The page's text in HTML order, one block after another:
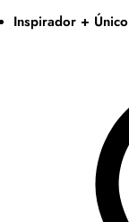
Inspirador + Único